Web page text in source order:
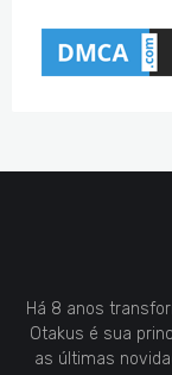
Há 8 anos
Otakus é sua
as últimas